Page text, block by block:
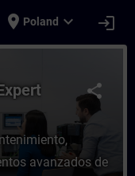
place Poland expand_more login
share
avanzados de